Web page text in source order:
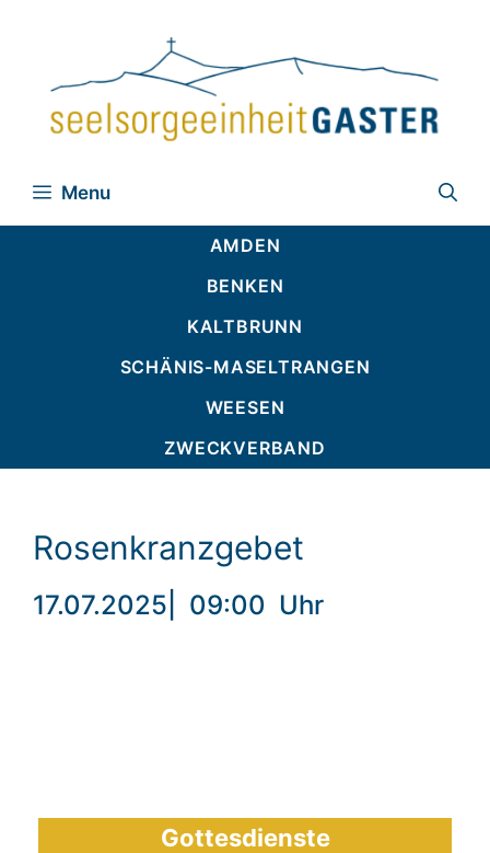
Menu
AMDEN
BENKEN
KALTBRUNN
SCHÄNIS-MASELTRANGEN
WEESEN
ZWECKVERBAND
Rosenkranzgebet
17.07.2025 09:00 Uhr
Gottesdienste